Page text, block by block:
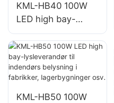
KML-HB40 100W
LED high bay-
lysleverandør til
indendørs
belysning i
fabrikker,
KML-HB50 100W